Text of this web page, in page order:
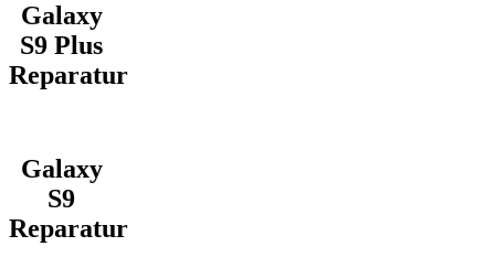
Galaxy
S9 Plus
Reparatur
Galaxy
S9
Reparatur